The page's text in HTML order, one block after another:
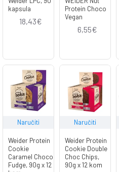
kapsula
18,43€
Protein Choco
Vegan
6,55€
Naručiti
Weider Protein
Cookie
Caramel Choco
Fudge, 90g x 12
Naručiti
Weider Protein
Cookie Double
Choc Chips,
90g x 12 kom